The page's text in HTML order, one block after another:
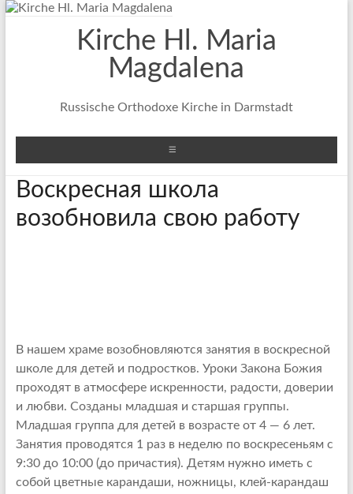
Перейти
содержимомуKirche Hl. Maria
Magdalena
Russische Orthodoxe Kirche in Darmstadt
Воскресная школа
возобновила свою работу
В нашем храме возобновляются занятия в воскресной
школе для детей и подростков. Уроки Закона Божия
проходят в атмосфере искренности, радости, доверии
и любви. Созданы младшая и старшая группы.
Младшая группа для детей в возрасте от 4 — 6 лет.
Занятия проводятся 1 раз в неделю по воскресеньям с
9:30 до 10:00 (до причастия). Детям нужно иметь с
собой цветные карандаши, ножницы, клей-карандаш